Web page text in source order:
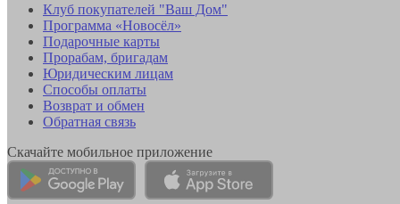
Клуб покупателей "Ваш Дом"
Программа «Новосёл»
Подарочные карты
Прорабам, бригадам
Юридическим лицам
Способы оплаты
Возврат и обмен
Обратная связь
Скачайте мобильное приложение